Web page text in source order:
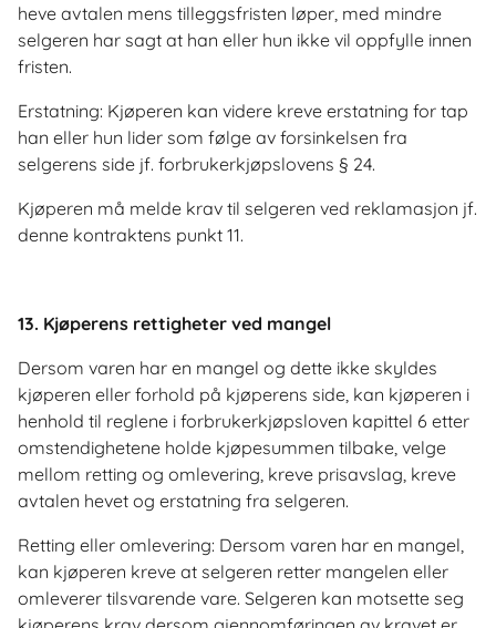
heve avtalen mens tilleggsfristen løper, med mindre
selgeren har sagt at han eller hun ikke vil oppfylle innen
fristen.
Erstatning: Kjøperen kan videre kreve erstatning for tap
han eller hun lider som følge av forsinkelsen fra
selgerens side jf. forbrukerkjøpslovens § 24.
Kjøperen må melde krav til selgeren ved reklamasjon jf.
denne kontraktens punkt 11.
13. Kjøperens rettigheter ved mangel
Dersom varen har en mangel og dette ikke skyldes
kjøperen eller forhold på kjøperens side, kan kjøperen i
henhold til reglene i forbrukerkjøpsloven kapittel 6 etter
omstendighetene holde kjøpesummen tilbake, velge
mellom retting og omlevering, kreve prisavslag, kreve
avtalen hevet og erstatning fra selgeren.
Retting eller omlevering: Dersom varen har en mangel,
kan kjøperen kreve at selgeren retter mangelen eller
omleverer tilsvarende vare. Selgeren kan motsette seg